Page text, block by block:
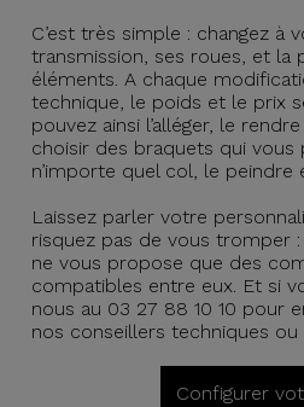
C’est très simple : changez à
transmission, ses roues, et la
éléments. A chaque
technique, le poids et le prix
pouvez ainsi l’alléger, le
choisir des braquets qui
n’importe quel col, le peindre
Laissez parler votre
risquez pas de vous tromper
ne vous propose que des
compatibles entre eux. Et si
nous au 03 27 88 10 10 pour
nos conseillers techniques ou
Configurer